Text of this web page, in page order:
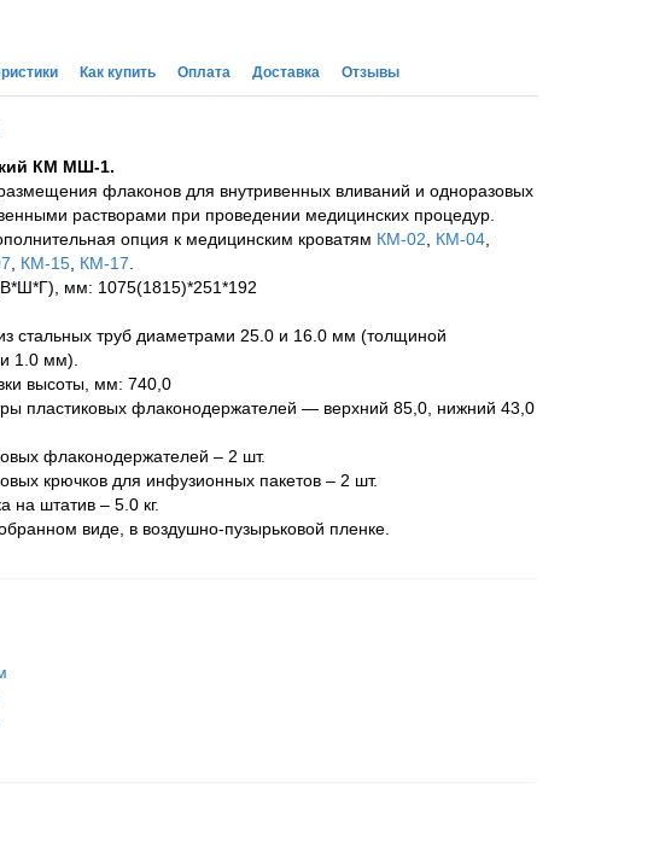
Как купить Оплата Доставка Отзывы
КМ МШ-1.
флаконов для внутривенных вливаний и одноразовых
растворами при проведении медицинских процедур.
опция к медицинским кроватям КМ-02, КМ-04,
, КМ-15, КМ-17.
мм: 1075(1815)*251*192
стальных труб диаметрами 25.0 и 16.0 мм (толщиной
и 1.0 мм).
высоты, мм: 740,0
пластиковых флаконодержателей — верхний 85,0, нижний 43,0
флаконодержателей – 2 шт.
крючков для инфузионных пакетов – 2 шт.
на штатив – 5.0 кг.
виде, в воздушно-пузырьковой пленке.